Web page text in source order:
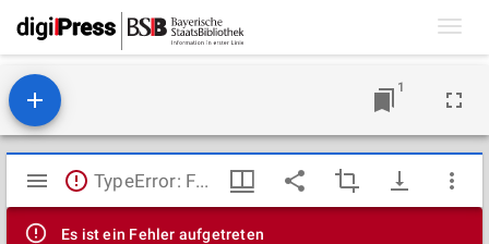
1
Mirador
Viewer
TypeError: Failed to fetch
Es ist ein Fehler aufgetreten